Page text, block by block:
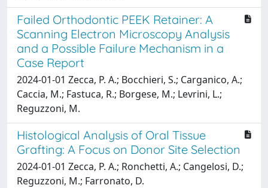
Failed Orthodontic PEEK Retainer: A
Scanning Electron Microscopy Analysis
and a Possible Failure Mechanism in a
Case Report
2024-01-01 Zecca, P. A.; Bocchieri, S.; Carganico, A.;
Caccia, M.; Fastuca, R.; Borgese, M.; Levrini, L.;
Reguzzoni, M.
Histological Analysis of Oral Tissue
Grafting: A Focus on Donor Site Selection
2024-01-01 Zecca, P. A.; Ronchetti, A.; Cangelosi, D.;
Reguzzoni, M.; Farronato, D.